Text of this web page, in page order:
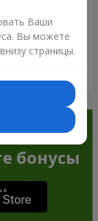
бонусы
Ваши
Вы можете
страницы.